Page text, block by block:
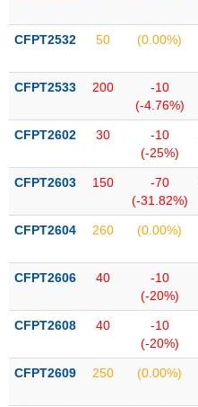
mới
yết
bổ
Hủy
yết
dõi
biệt
được
ký
Danh
CFPT2532 50 (0.00%)
CFPT2533 200
-10
(-4.76%)
CFPT2602 30
-10
(-25%)
CFPT2603 150
-70
(-31.82%)
CFPT2604 260 (0.00%)
CFPT2606 40
-10
(-20%)
CFPT2608 40
-10
(-20%)
CFPT2609 250 (0.00%)
PHÁI
TRÁI
PHIẾU
CÔNG
CỤ
TƯ
DỮ
LIỆU